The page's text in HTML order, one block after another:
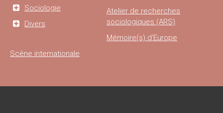
Sociologie
Divers
Atelier de recherches
sociologiques (ARS)
Mémoire(s) d'Europe
Scène internationale